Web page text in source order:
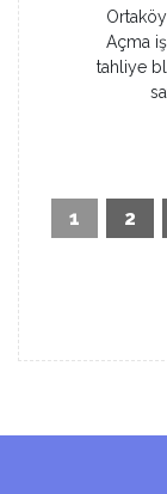
Ortaköy
Açma
tahliye
1 2